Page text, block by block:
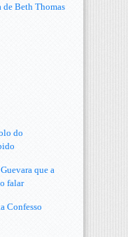
de Beth Thomas
do
que a
falar
Confesso